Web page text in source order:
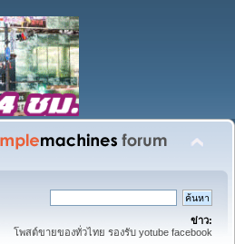
ข่าว:
โพสต์ขายของทั่วไทย รองรับ yotube facebook